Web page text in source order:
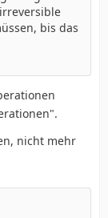
bis das
nicht mehr